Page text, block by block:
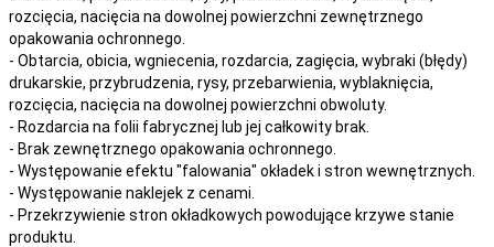
rozcięcia, nacięcia na dowolnej powierzchni zewnętrznego
opakowania ochronnego.
- Obtarcia, obicia, wgniecenia, rozdarcia, zagięcia, wybraki (błędy)
drukarskie, przybrudzenia, rysy, przebarwienia, wyblaknięcia,
rozcięcia, nacięcia na dowolnej powierzchni obwoluty.
- Rozdarcia na folii fabrycznej lub jej całkowity brak.
- Brak zewnętrznego opakowania ochronnego.
- Występowanie efektu "falowania" okładek i stron wewnętrznych.
- Występowanie naklejek z cenami.
- Przekrzywienie stron okładkowych powodujące krzywe stanie
produktu.